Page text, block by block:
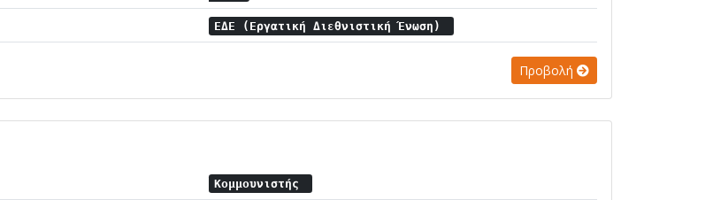
ΕΔΕ (Εργατική Διεθνιστική Ένωση)
Προβολή
Κομμουνιστής